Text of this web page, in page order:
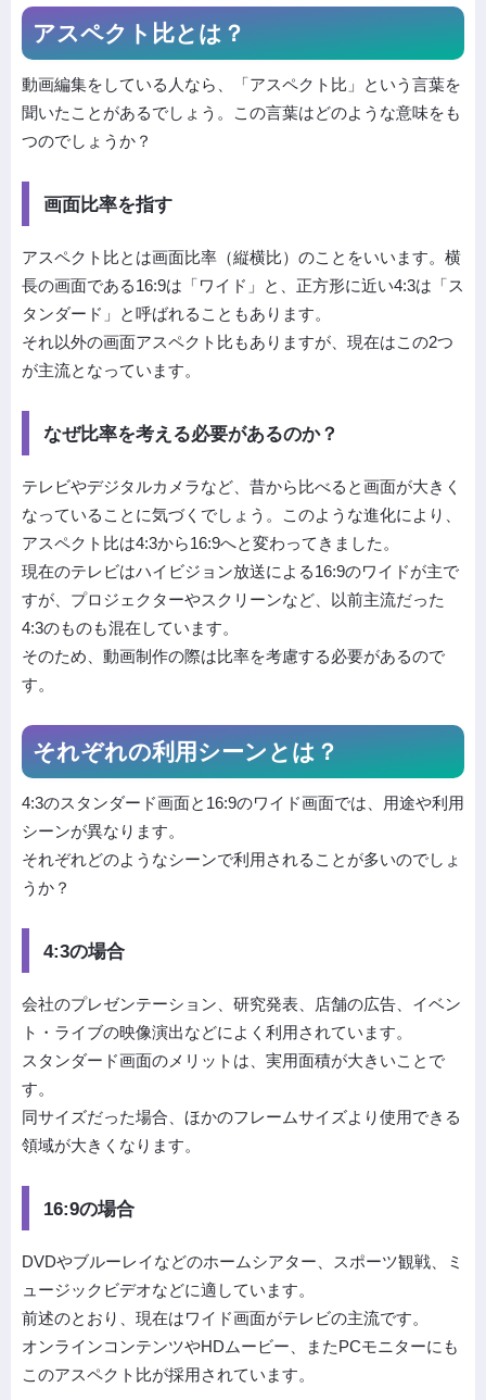
アスペクト比とは？
動画編集をしている人なら、「アスペクト比」という言葉を
聞いたことがあるでしょう。この言葉はどのような意味をも
つのでしょうか？
画面比率を指す
アスペクト比とは画面比率（縦横比）のことをいいます。横
長の画面である16:9は「ワイド」と、正方形に近い4:3は「ス
タンダード」と呼ばれることもあります。
それ以外の画面アスペクト比もありますが、現在はこの2つ
が主流となっています。
なぜ比率を考える必要があるのか？
テレビやデジタルカメラなど、昔から比べると画面が大きく
なっていることに気づくでしょう。このような進化により、
アスペクト比は4:3から16:9へと変わってきました。
現在のテレビはハイビジョン放送による16:9のワイドが主で
すが、プロジェクターやスクリーンなど、以前主流だった
4:3のものも混在しています。
そのため、動画制作の際は比率を考慮する必要があるので
す。
それぞれの利用シーンとは？
4:3のスタンダード画面と16:9のワイド画面では、用途や利用
シーンが異なります。
それぞれどのようなシーンで利用されることが多いのでしょ
うか？
4:3の場合
会社のプレゼンテーション、研究発表、店舗の広告、イベン
ト・ライブの映像演出などによく利用されています。
スタンダード画面のメリットは、実用面積が大きいことで
す。
同サイズだった場合、ほかのフレームサイズより使用できる
領域が大きくなります。
16:9の場合
DVDやブルーレイなどのホームシアター、スポーツ観戦、ミ
ュージックビデオなどに適しています。
前述のとおり、現在はワイド画面がテレビの主流です。
オンラインコンテンツやHDムービー、またPCモニターにも
このアスペクト比が採用されています。